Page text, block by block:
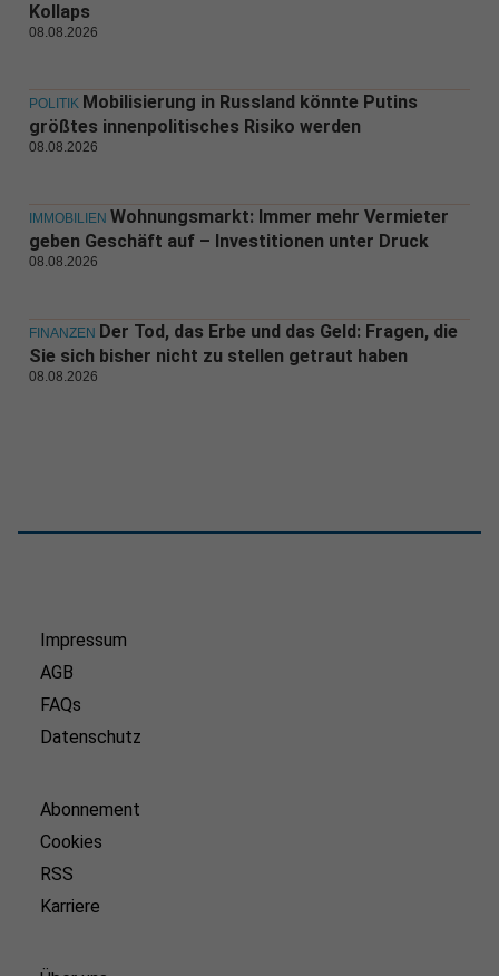
Kollaps
08.08.2026
POLITIK Mobilisierung in Russland könnte Putins
größtes innenpolitisches Risiko werden
08.08.2026
IMMOBILIEN Wohnungsmarkt: Immer mehr Vermieter
geben Geschäft auf – Investitionen unter Druck
08.08.2026
FINANZEN Der Tod, das Erbe und das Geld: Fragen, die
Sie sich bisher nicht zu stellen getraut haben
08.08.2026
Impressum
AGB
FAQs
Datenschutz
Abonnement
Cookies
RSS
Karriere